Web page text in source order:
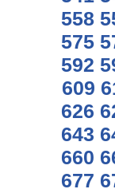
558
575
592
609
626
643
660
677